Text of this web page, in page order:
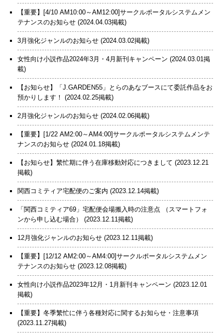
【重要】[4/10 AM10:00～AM12:00]サークルポータルシステムメン
テナンスのお知らせ (2024.04.03掲載)
3月強化ジャンルのお知らせ (2024.03.02掲載)
女性向け小説作品2024年3月・4月新刊キャンペーン (2024.03.01掲
載)
【お知らせ】「J.GARDEN55」とらのあなブースにて委託作品をお
預かりします！ (2024.02.25掲載)
2月強化ジャンルのお知らせ (2024.02.06掲載)
【重要】[1/22 AM2:00～AM4:00]サークルポータルシステムメンテ
ナンスのお知らせ (2024.01.18掲載)
【お知らせ】繁忙期に伴う在庫移動対応につきまして (2023.12.21
掲載)
関西コミティア宅配便のご案内 (2023.12.14掲載)
「関西コミティア69」宅配便会場搬入時の注意点 （スマートフォ
ンから申し込む場合）
(2023.12.11掲載)
12月強化ジャンルのお知らせ (2023.12.11掲載)
【重要】[12/12 AM2:00～AM4:00]サークルポータルシステムメン
テナンスのお知らせ (2023.12.08掲載)
女性向け小説作品2023年12月・1月新刊キャンペーン (2023.12.01
掲載)
【重要】冬季繁忙に伴う各種対応に関するお知らせ・注意事項
(2023.11.27掲載)